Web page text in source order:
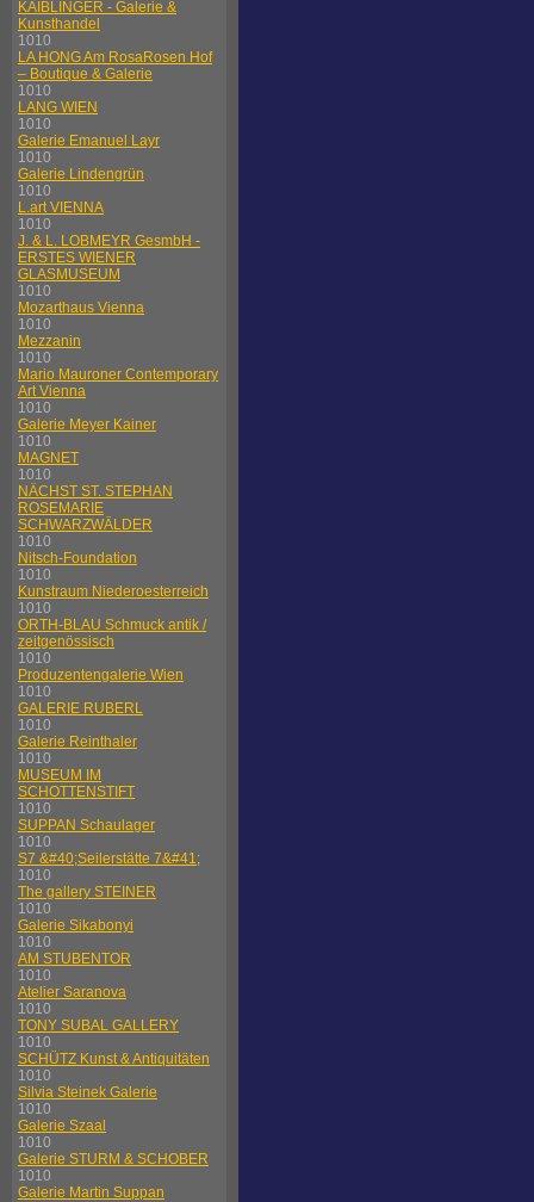
KAIBLINGER - Galerie &
Kunsthandel
1010
LA HONG Am RosaRosen Hof
– Boutique & Galerie
1010
LANG WIEN
1010
Galerie Emanuel Layr
1010
Galerie Lindengrün
1010
L.art VIENNA
1010
J. & L. LOBMEYR GesmbH -
ERSTES WIENER
GLASMUSEUM
1010
Mozarthaus Vienna
1010
Mezzanin
1010
Mario Mauroner Contemporary
Art Vienna
1010
Galerie Meyer Kainer
1010
MAGNET
1010
NÄCHST ST. STEPHAN
ROSEMARIE
SCHWARZWÄLDER
1010
Nitsch-Foundation
1010
Kunstraum Niederoesterreich
1010
ORTH-BLAU Schmuck antik /
zeitgenössisch
1010
Produzentengalerie Wien
1010
GALERIE RUBERL
1010
Galerie Reinthaler
1010
MUSEUM IM
SCHOTTENSTIFT
1010
SUPPAN Schaulager
1010
S7 &#40;Seilerstätte 7&#41;
1010
The gallery STEINER
1010
Galerie Sikabonyi
1010
AM STUBENTOR
1010
Atelier Saranova
1010
TONY SUBAL GALLERY
1010
SCHÜTZ Kunst & Antiquitäten
1010
Silvia Steinek Galerie
1010
Galerie Szaal
1010
Galerie STURM & SCHOBER
1010
Galerie Martin Suppan